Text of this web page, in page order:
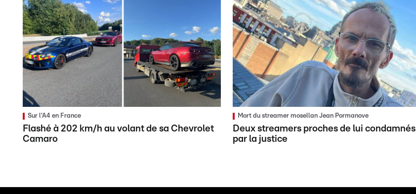
Sur l'A4 en France
Flashé à 202 km/h au volant de sa Chevrolet
Camaro
Mort du streamer mosellan Jean Pormanove
Deux streamers proches de lui condamnés
par la justice